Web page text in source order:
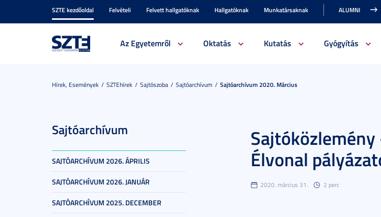
SZTE kezdőoldal Felvételi Felvett hallgatóknak Hallgatóknak Munkatársaknak ALUMNI
Az Egyetemről Oktatás Kutatás Gyógyítás
Hírek, Események SZTEhírek Sajtószoba Sajtóarchívum Sajtóarchívum 2020. Március
Sajtóarchívum
SAJTÓARCHÍVUM 2026. ÁPRILIS
SAJTÓARCHÍVUM 2026. JANUÁR
SAJTÓARCHÍVUM 2025. DECEMBER
Élvonal
2020. március 31. 2 perc